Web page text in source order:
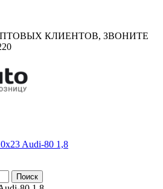
КЛИЕНТОВ, ЗВОНИТЕ
Audi-80 1,8